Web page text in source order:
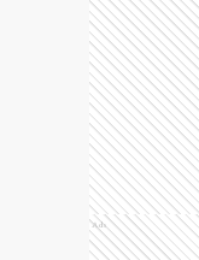
Ads